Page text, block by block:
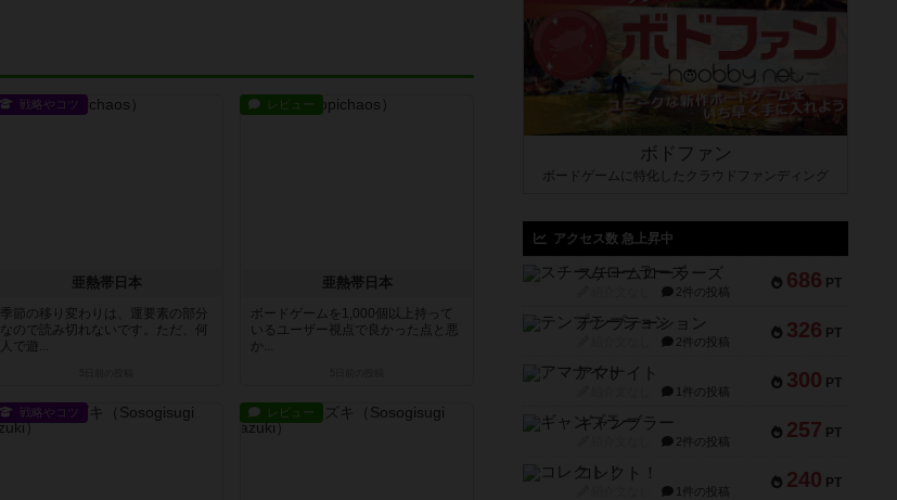
戦略やコツ
亜熱帯日本
季節の移り変わりは、運要素の部分
なので読み切れないです。ただ、何
人で遊...
レビュー
亜熱帯日本
ボードゲームを1,000個以上持って
いるユーザー視点で良かった点と悪
か...
戦略やコツ レビュー
ボドファン
ボードゲームに特化したクラウドファンディング
アクセス数 急上昇中
686 PT
スチームローラーズ
2件の投稿
326 PT
テンプテーション
2件の投稿
300 PT
アマナイト
1件の投稿
257 PT
ギャンブラー
2件の投稿
240 PT
コレクト！
1件の投稿